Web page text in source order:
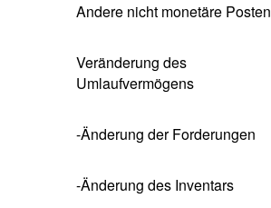
Andere nicht monetäre Posten
Veränderung des
Umlaufvermögens
-Änderung der Forderungen
-Änderung des Inventars